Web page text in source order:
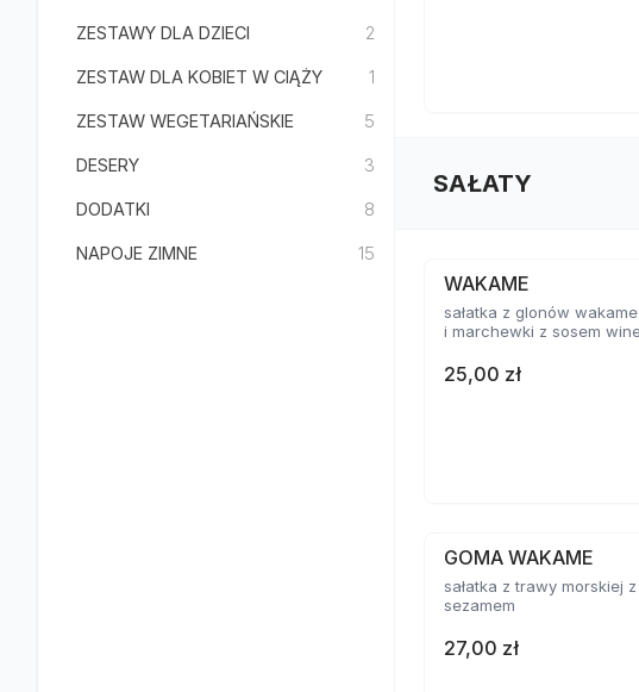
ZESTAWY DLA DZIECI 2
ZESTAW DLA KOBIET W CIĄŻY 1
ZESTAW WEGETARIAŃSKIE 5
DESERY 3
DODATKI 8
NAPOJE ZIMNE 15
SAŁATY
WAKAME
sałatka z glonów
i marchewki z sosem
25,00 zł
GOMA WAKAME
sałatka z trawy morskiej z
sezamem
27,00 zł